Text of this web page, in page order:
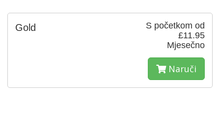
S početkom od
£11.95
Mjesečno
Gold
Naruči